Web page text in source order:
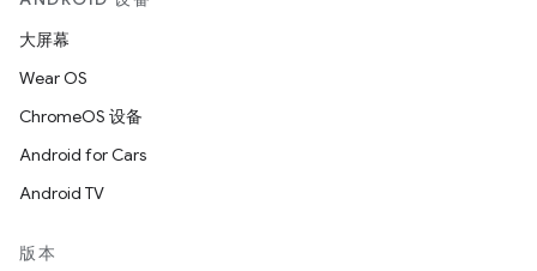
大屏幕
Wear OS
ChromeOS 设备
Android for Cars
Android TV
版本